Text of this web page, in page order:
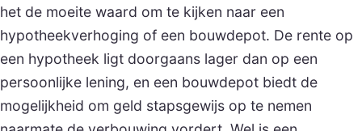
het de moeite waard om te kijken naar een
hypotheekverhoging of een bouwdepot. De rente op
een hypotheek ligt doorgaans lager dan op een
persoonlijke lening, en een bouwdepot biedt de
mogelijkheid om geld stapsgewijs op te nemen